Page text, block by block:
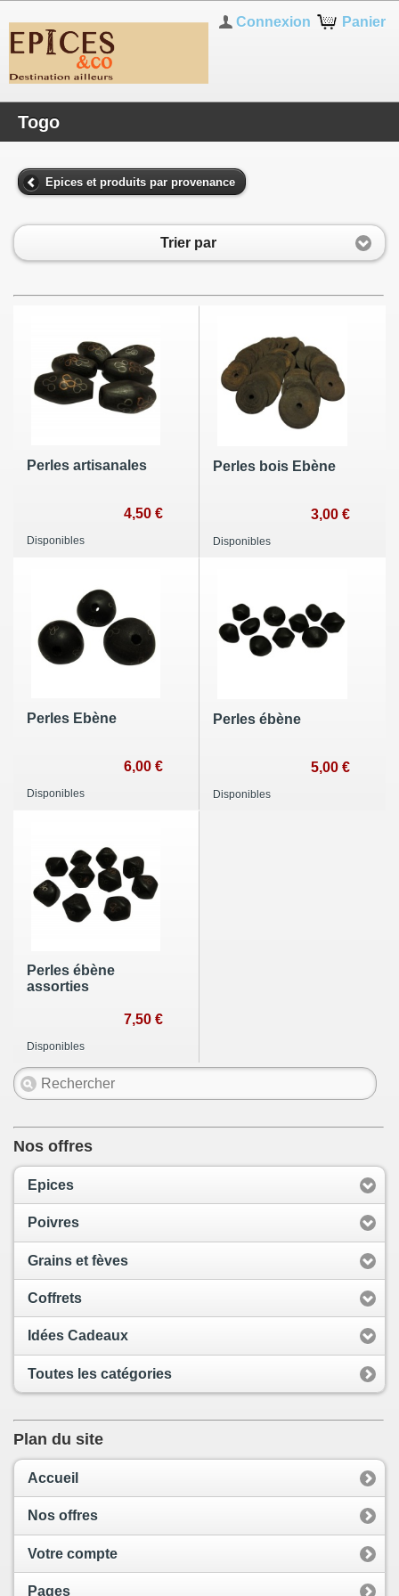
Panier
Connexion
Togo
Epices et produits par provenance
Trier par
Perles artisanales
4,50 €
Disponibles
Perles bois Ebène
3,00 €
Disponibles
Perles Ebène
6,00 €
Disponibles
Perles ébène
5,00 €
Disponibles
Perles ébène
assorties
7,50 €
Disponibles
Nos offres
Epices
Poivres
Grains et fèves
Coffrets
Idées Cadeaux
Toutes les catégories
Plan du site
Accueil
Nos offres
Votre compte
Pages